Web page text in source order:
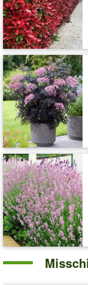
aan te raden.
voor rododendrons
Art.nr.:1095
Levering omvat:
'Hortensia’s'